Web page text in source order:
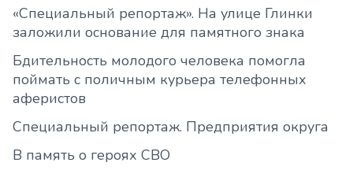
«Специальный репортаж». На улице Глинки
заложили основание для памятного знака
Бдительность молодого человека помогла
поймать с поличным курьера телефонных
аферистов
Специальный репортаж. Предприятия округа
В память о героях СВО